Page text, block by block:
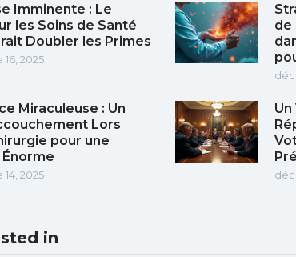
Imminente : Le
les Soins de Santé
Doubler les Primes
2025
de
Miraculeuse : Un
Lors
pour une
2025
in